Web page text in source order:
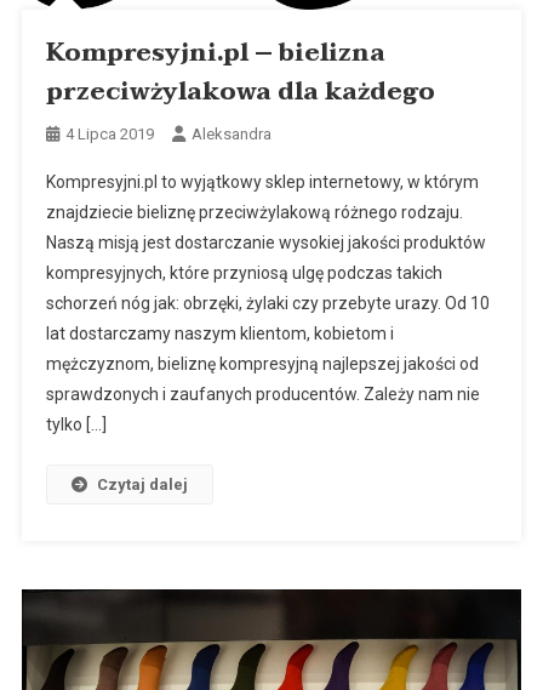
Kompresyjni.pl – bielizna
przeciwżylakowa dla każdego
4 Lipca 2019 Aleksandra
Kompresyjni.pl to wyjątkowy sklep internetowy, w którym
znajdziecie bieliznę przeciwżylakową różnego rodzaju.
Naszą misją jest dostarczanie wysokiej jakości produktów
kompresyjnych, które przyniosą ulgę podczas takich
schorzeń nóg jak: obrzęki, żylaki czy przebyte urazy. Od 10
lat dostarczamy naszym klientom, kobietom i
mężczyznom, bieliznę kompresyjną najlepszej jakości od
sprawdzonych i zaufanych producentów. Zależy nam nie
tylko […]
Czytaj dalej